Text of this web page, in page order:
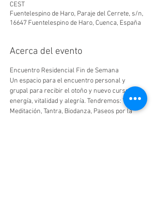
CEST
Fuentelespino de Haro, Paraje del Cerrete, s/n,
16647 Fuentelespino de Haro, Cuenca, España
Acerca del evento
Encuentro Residencial Fin de Semana
Un espacio para el encuentro personal y
grupal para recibir el otoño y nuevo curso con
energía, vitalidad y alegría. Tendremos: Yoga,
Meditación, Tantra, Biodanza, Paseos por la